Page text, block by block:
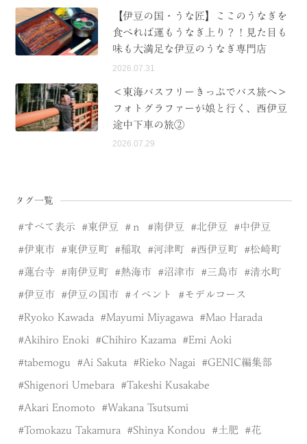
【伊豆の国・うな匠】ここのうなぎを
食べれば運もうなぎ上り？！見た目も
味も大満足な伊豆のうなぎ専門店
2026.07.31
＜東海バスフリーきっぷでバス旅へ＞
フォトグラファーが娘と行く、西伊豆
途中下車の旅②
2026.07.29
タグ一覧
すべて表示 東伊豆 ｎ 南伊豆 北伊豆 中伊豆
伊東市 東伊豆町 稲取 河津町 西伊豆町 松崎町
蓮台寺 南伊豆町 熱海市 沼津市 三島市 清水町
伊豆市 伊豆の国市 イベント モデルコース
Ryoko Kawada Mayumi Miyagawa Mao Harada
Akihiro Enoki Chihiro Kazama Emi Aoki
tabemogu Ai Sakuta Rieko Nagai GENIC編集部
Shigenori Umebara Takeshi Kusakabe
Akari Enomoto Wakana Tsutsumi
Tomokazu Takamura Shinya Kondou 土肥 花